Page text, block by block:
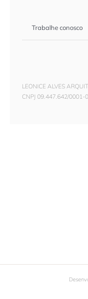
Trabalhe conosco
LEONICE ALVES
CNPJ 09.447.642/0001-